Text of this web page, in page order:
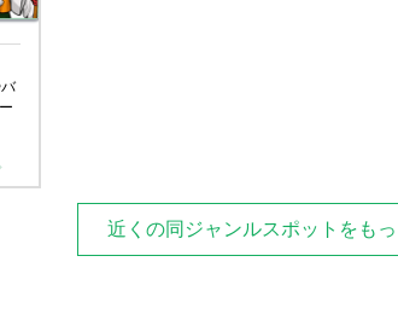
てのフィルニというものは、ココナッツ味
リンのようなデザートでした。私はココナ
グラデシュ料理が食べたくなったらおスス
近くの同ジャンルスポットをも